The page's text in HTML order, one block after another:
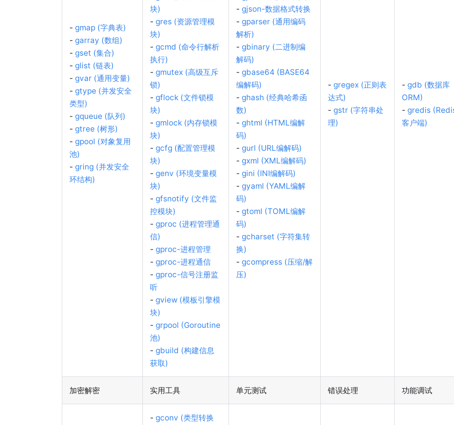
-gmap (字典表)
-garray (数组)
-gset (集合)
-glist (链表)
-gvar (通用变量)
-gtype (并发安全
类型)
-gqueue (队列)
-gtree (树形)
-gpool (对象复用
池)
-gring (并发安全
环结构)
块)
-gres (资源管理模
块)
-gcmd (命令行解析
执行)
-gmutex (高级互斥
锁)
-gflock (文件锁模
块)
-gmlock (内存锁模
块)
-gcfg (配置管理模
块)
-genv (环境变量模
块)
-gfsnotify (文件监
控模块)
-gproc (进程管理通
信)
-gproc-进程管理
-gproc-进程通信
-gproc-信号注册监
听
-gview (模板引擎模
块)
-grpool (Goroutine
池)
-gbuild (构建信息
获取)
-gjson-数据格式转换
-gparser (通用编码
解析)
-gbinary (二进制编
解码)
-gbase64 (BASE64
编解码)
-ghash (经典哈希函
数)
-ghtml (HTML编解
码)
-gurl (URL编解码)
-gxml (XML编解码)
-gini (INI编解码)
-gyaml (YAML编解
码)
-gtoml (TOML编解
码)
-gcharset (字符集转
换)
-gcompress (压缩/解
压)
-gregex (正则表
达式)
-gstr (字符串处
理)
-gdb (数据库
ORM)
-gredis
客户端)
加密解密 实用工具 单元测试 错误处理 功能调试
-gconv (类型转换